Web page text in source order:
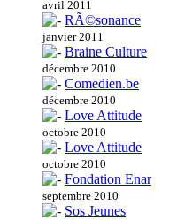
avril 2011
RÃ©sonance
janvier 2011
Braine Culture
décembre 2010
Comedien.be
décembre 2010
Love Attitude
octobre 2010
Love Attitude
octobre 2010
Fondation Enar
septembre 2010
Sos Jeunes